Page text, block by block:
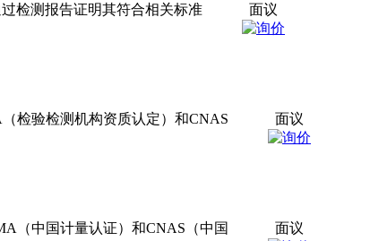
检测报告证明其符合相关标准
面议
检验检测机构资质认定）和CNAS
面议
（中国计量认证）和CNAS（中国
面议